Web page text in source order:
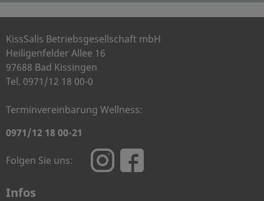
KissSalis Betriebsgesellschaft mbH
Heiligenfelder Allee 16
97688 Bad Kissingen
Tel. 0971/12 18 00-0
Terminvereinbarung Wellness:
0971/12 18 00-21
Folgen Sie uns:
Infos